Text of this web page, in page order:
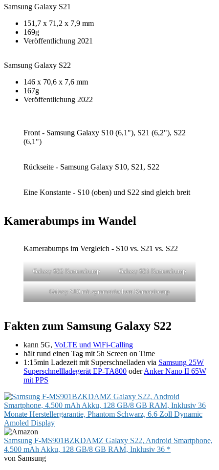
Samsung Galaxy S21
151,7 x 71,2 x 7,9 mm
169g
Veröffentlichung 2021
Samsung Galaxy S22
146 x 70,6 x 7,6 mm
167g
Veröffentlichung 2022
Front - Samsung Galaxy S10 (6,1"), S21 (6,2"), S22
(6,1")
Rückseite - Samsung Galaxy S10, S21, S22
Eine Konstante - S10 (oben) und S22 sind gleich breit
Kamerabumps im Wandel
Kamerabumps im Vergleich - S10 vs. S21 vs. S22
Galaxy S22 Kamerabump Galaxy S21 Kamerabump
Galaxy S10 mit symmetrischem Kamerabump
Fakten zum Samsung Galaxy S22
kann 5G, VoLTE und WiFi-Calling
hält rund einen Tag mit 5h Screen on Time
1:15min Ladezeit mit Superschnelladen via Samsung 25W
Superschnellladegerät EP-TA800 oderAnker Nano II 65W
mit PPS
Samsung F-MS901BZKDAMZ Galaxy S22, Android Smartphone,
4.500 mAh Akku, 128 GB/8 GB RAM, Inklusiv 36 *
von Samsung